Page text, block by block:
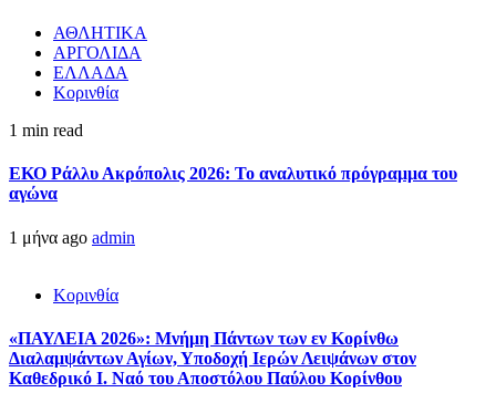
ΑΘΛΗΤΙΚΑ
ΑΡΓΟΛΙΔΑ
ΕΛΛΑΔΑ
Κορινθία
1 min read
ΕΚΟ Ράλλυ Ακρόπολις 2026: Το αναλυτικό πρόγραμμα του
αγώνα
1 μήνα ago admin
Κορινθία
«ΠΑΥΛΕΙΑ 2026»: Μνήμη Πάντων των εν Κορίνθω
Διαλαμψάντων Αγίων, Υποδοχή Ιερών Λειψάνων στον
Καθεδρικό Ι. Ναό του Αποστόλου Παύλου Κορίνθου